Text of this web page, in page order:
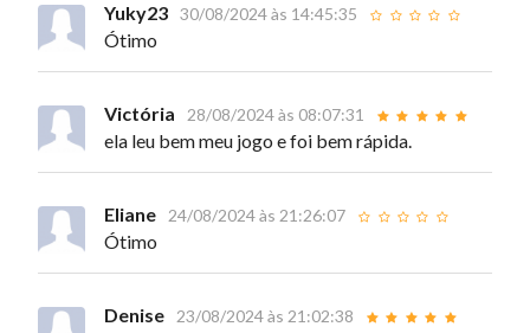
Yuky23 30/08/2024 às 14:45:35
Ótimo
Victória 28/08/2024 às 08:07:31
ela leu bem meu jogo e foi bem rápida.
Eliane 24/08/2024 às 21:26:07
Ótimo
Denise 23/08/2024 às 21:02:38